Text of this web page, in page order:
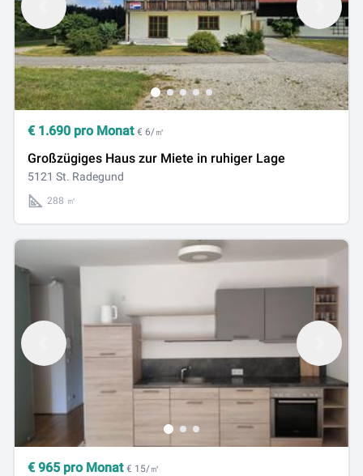
€ 1.690 pro Monat € 6/㎡
Großzügiges Haus zur Miete in ruhiger Lage
5121 St. Radegund
288 ㎡
€ 965 pro Monat € 15/㎡